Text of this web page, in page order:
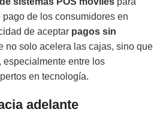
de los consumidores en
de aceptar pagos sin
no solo acelera las cajas, sino que
entre los
en tecnología.
adelante